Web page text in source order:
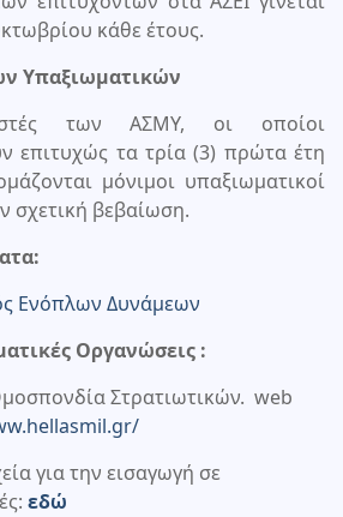
κάθε έτους.
Υπαξιωματικών
των ΑΣΜΥ, οι οποίοι
επιτυχώς τα τρία (3) πρώτα έτη
μόνιμοι υπαξιωματικοί
σχετική βεβαίωση.
Ενόπλων Δυνάμεων
Οργανώσεις :
Στρατιωτικών. web
για την εισαγωγή σε
εδώ